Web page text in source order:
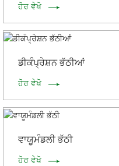
ਹੋਰ ਵੇਖੋ
ਡੀਕੰਪ੍ਰੇਸ਼ਨ ਭੱਠੀਆਂ
ਹੋਰ ਵੇਖੋ
ਵਾਯੂਮੰਡਲੀ ਭੱਠੀ
ਹੋਰ ਵੇਖੋ